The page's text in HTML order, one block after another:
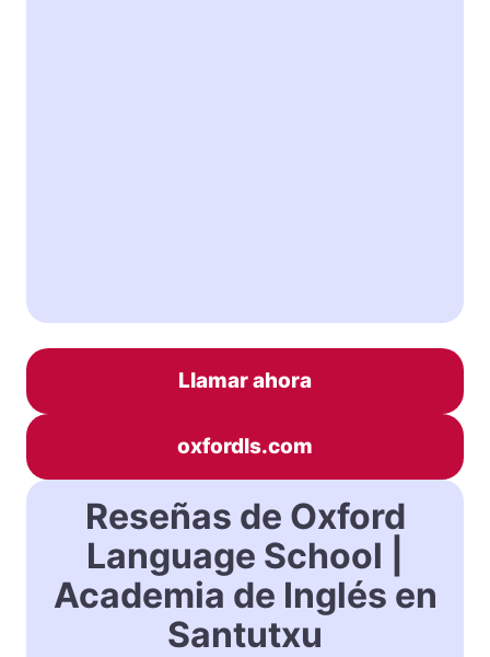
Llamar ahora
oxfordls.com
Reseñas de Oxford
Language School |
Academia de Inglés en
Santutxu